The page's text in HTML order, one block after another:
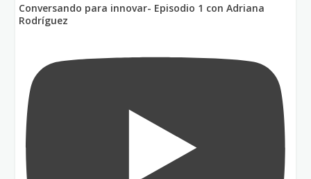
Conversando para innovar- Episodio 1 con Adriana
Rodríguez